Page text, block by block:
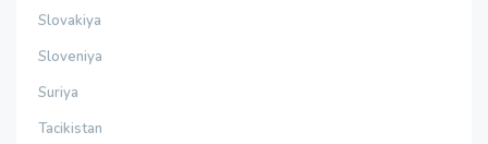
Slovakiya
Sloveniya
Suriya
Tacikistan